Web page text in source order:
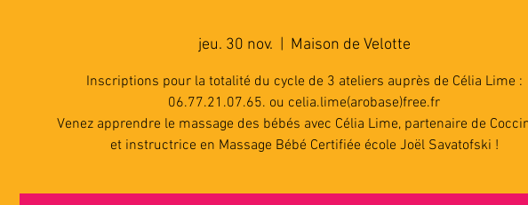
jeu. 30 nov. Maison de Velotte
Inscriptions pour la totalité du cycle de 3 ateliers auprès de Célia Lime :
06.77.21.07.65. ou celia.lime(arobase)free.fr
Venez apprendre le massage des bébés avec Célia Lime, partenaire de
et instructrice en Massage Bébé Certifiée école Joël Savatofski !